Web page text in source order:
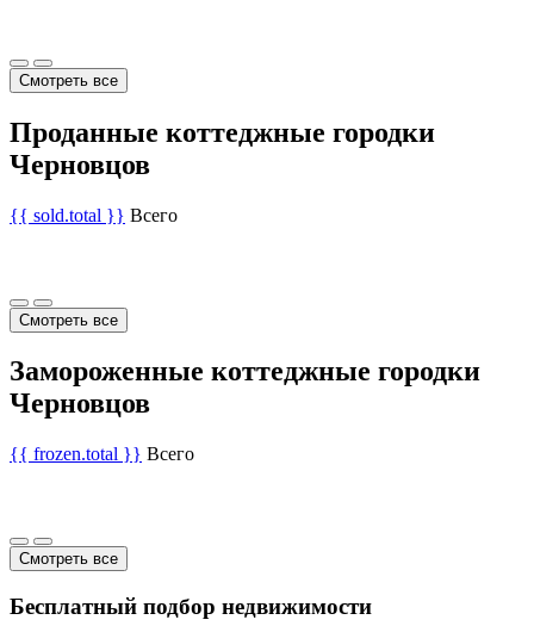
Смотреть все
Проданные коттеджные городки
Черновцов
{{ sold.total }} Всего
Смотреть все
Замороженные коттеджные городки
Черновцов
{{ frozen.total }} Всего
Смотреть все
Бесплатный подбор недвижимости